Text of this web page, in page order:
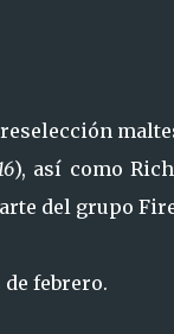
), así como
del grupo
febrero.